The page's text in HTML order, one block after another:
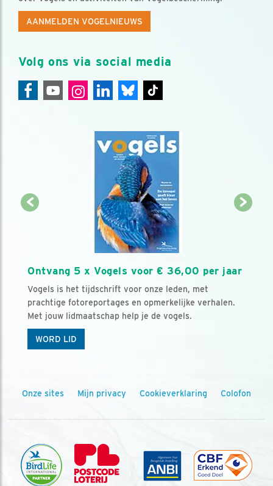
AANMELDEN VOGELNIEUWS
Volg ons via social media
Ontvang 5 x Vogels voor € 36,00 per jaar
Vogels is het tijdschrift voor onze leden, met
prachtige fotoreportages en opmerkelijke verhalen.
Met jouw lidmaatschap help je de vogels.
WORD LID
Onze sites Mijn privacy Cookieverklaring Colofon